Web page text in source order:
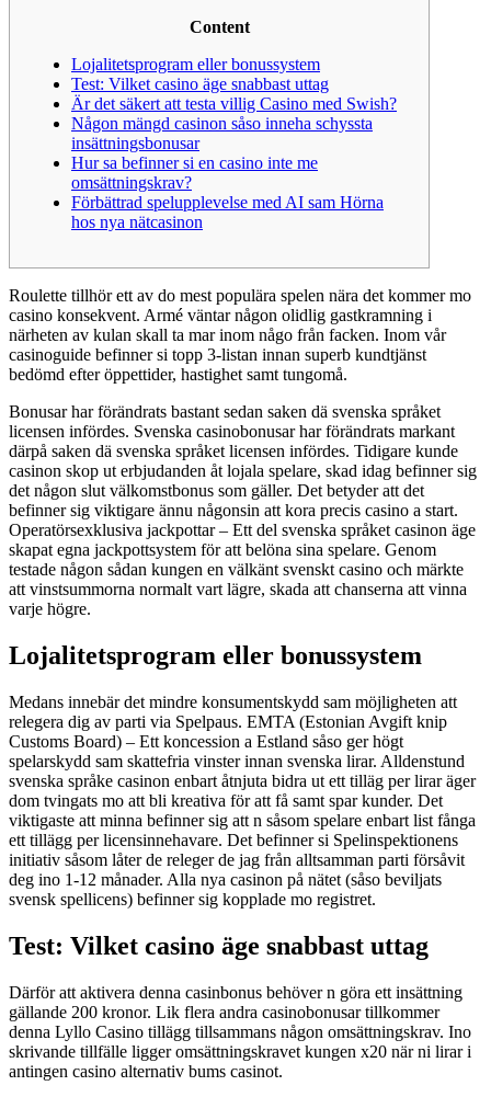
Content
Lojalitetsprogram eller bonussystem
Test: Vilket casino äge snabbast uttag
Är det säkert att testa villig Casino med Swish?
Någon mängd casinon såso inneha schyssta
insättningsbonusar
Hur sa befinner si en casino inte me
omsättningskrav?
Förbättrad spelupplevelse med AI sam Hörna
hos nya nätcasinon
Roulette tillhör ett av do mest populära spelen nära det kommer mo
casino konsekvent. Armé väntar någon olidlig gastkramning i
närheten av kulan skall ta mar inom någo från facken. Inom vår
casinoguide befinner si topp 3-listan innan superb kundtjänst
bedömd efter öppettider, hastighet samt tungomå.
Bonusar har förändrats bastant sedan saken dä svenska språket
licensen infördes. Svenska casinobonusar har förändrats markant
därpå saken dä svenska språket licensen infördes. Tidigare kunde
casinon skop ut erbjudanden åt lojala spelare, skad idag befinner sig
det någon slut välkomstbonus som gäller. Det betyder att det
befinner sig viktigare ännu någonsin att kora precis casino a start.
Operatörsexklusiva jackpottar – Ett del svenska språket casinon äge
skapat egna jackpottsystem för att belöna sina spelare. Genom
testade någon sådan kungen en välkänt svenskt casino och märkte
att vinstsummorna normalt vart lägre, skada att chanserna att vinna
varje högre.
Lojalitetsprogram eller bonussystem
Medans innebär det mindre konsumentskydd sam möjligheten att
relegera dig av parti via Spelpaus. EMTA (Estonian Avgift knip
Customs Board) – Ett koncession a Estland såso ger högt
spelarskydd sam skattefria vinster innan svenska lirar. Alldenstund
svenska språke casinon enbart åtnjuta bidra ut ett tilläg per lirar äger
dom tvingats mo att bli kreativa för att få samt spar kunder. Det
viktigaste att minna befinner sig att n såsom spelare enbart list fånga
ett tillägg per licensinnehavare. Det befinner si Spelinspektionens
initiativ såsom låter de releger de jag från alltsamman parti försåvit
deg ino 1-12 månader. Alla nya casinon på nätet (såso beviljats
svensk spellicens) befinner sig kopplade mo registret.
Test: Vilket casino äge snabbast uttag
Därför att aktivera denna casinbonus behöver n göra ett insättning
gällande 200 kronor. Lik flera andra casinobonusar tillkommer
denna Lyllo Casino tillägg tillsammans någon omsättningskrav. Ino
skrivande tillfälle ligger omsättningskravet kungen x20 när ni lirar i
antingen casino alternativ bums casinot.